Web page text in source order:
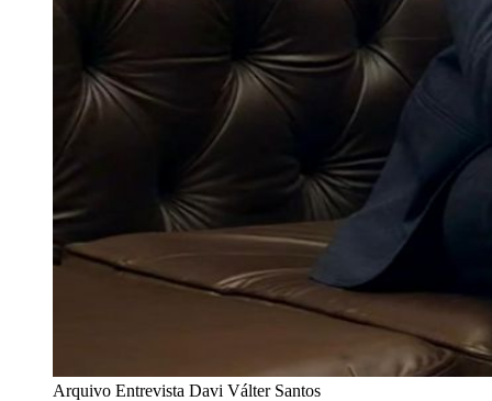
Arquivo Entrevista Davi Válter Santos